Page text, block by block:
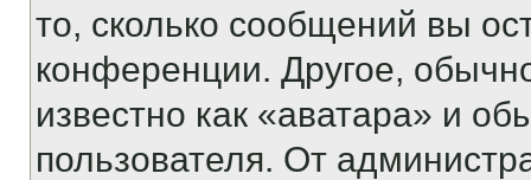
то, сколько сообщений вы
конференции. Другое,
известно как «аватара» и
пользователя. От